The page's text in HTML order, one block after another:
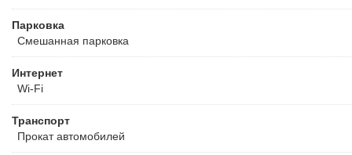
Парковка
Смешанная парковка
Интернет
Wi-Fi
Транспорт
Прокат автомобилей